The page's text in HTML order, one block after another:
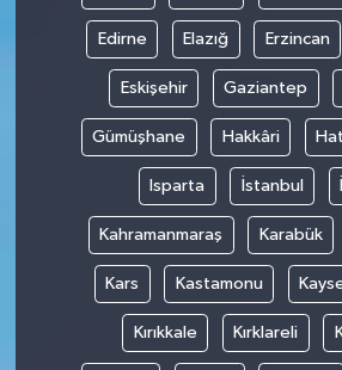
Edirne Elazığ Erzincan
Eskişehir Gaziantep
Gümüşhane Hakkâri
Isparta İstanbul
Kahramanmaraş Karabük
Kars Kastamonu
Kırıkkale Kırklareli